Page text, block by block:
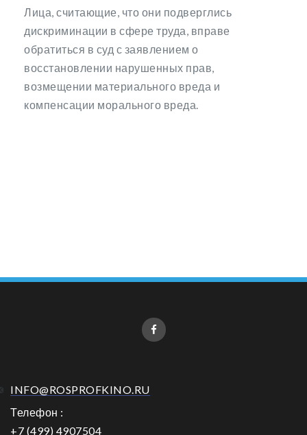
Лица, считающие, что они подверглись
дискриминации в сфере труда, вправе
обратиться в суд с заявлением о
восстановлении нарушенных прав,
возмещении материального вреда и
компенсации морального вреда.
INFO@ROSPROFKINO.RU
Телефон :
+7 (499) 4907504